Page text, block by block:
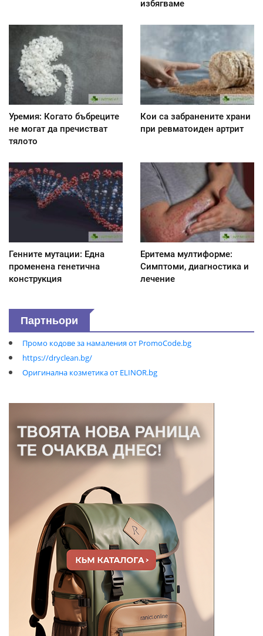
избягваме
Уремия: Когато бъбреците
не могат да пречистват
тялото
Кои са забранените храни
при ревматоиден артрит
Генните мутации: Една
променена генетична
конструкция
Еритема мултиформе:
Симптоми, диагностика и
лечение
Партньори
Промо кодове за намаления от PromoCode.bg
https://dryclean.bg/
Оригинална козметика от ELINOR.bg